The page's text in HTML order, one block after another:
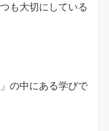
も大切にしている
の中にある学びで